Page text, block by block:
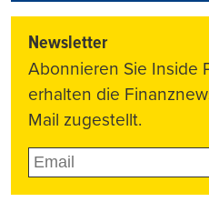
Newsletter
Abonnieren Sie Inside
erhalten die
Mail zugestellt.